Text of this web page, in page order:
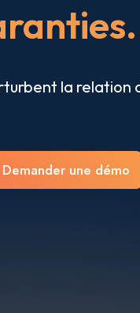
la relation
Demander une démo